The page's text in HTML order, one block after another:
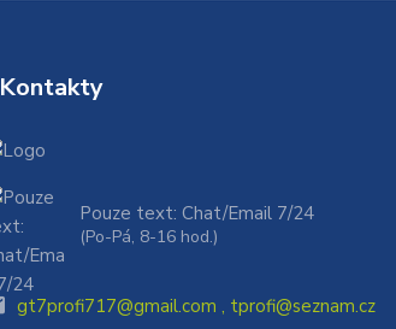
Kontakty
Pouze text: Chat/Email 7/24
(Po-Pá, 8-16 hod.)
gt7profi717@gmail.com , tprofi@seznam.cz